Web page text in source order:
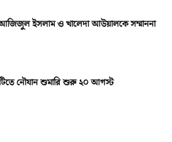
আজিজুল ইসলাম ও খালেদা আউয়ালকে সম্মাননা
নৌযান শুমারি শুরু ২০ আগস্ট